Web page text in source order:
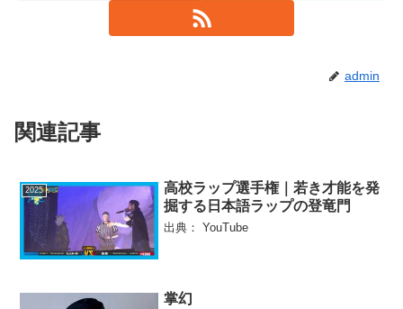
admin
関連記事
2025
高校ラップ選手権｜若き才能を発
掘する日本語ラップの登竜門
出典： YouTube
掌幻